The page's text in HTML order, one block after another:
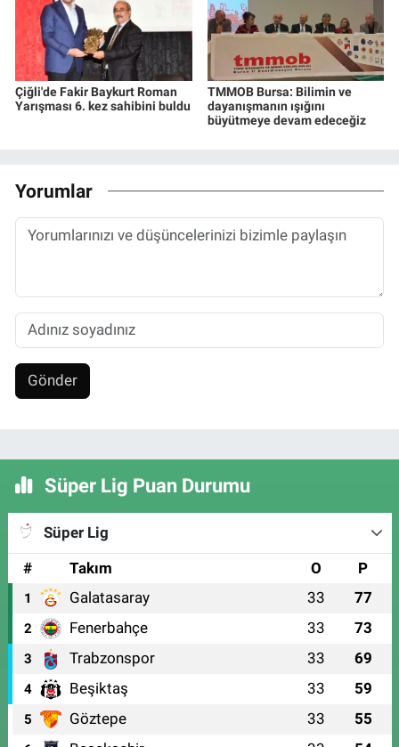
Çiğli'de Fakir Baykurt Roman
Yarışması 6. kez sahibini buldu
TMMOB Bursa: Bilimin ve
dayanışmanın ışığını
büyütmeye devam edeceğiz
Yorumlar
Gönder
Süper Lig Puan Durumu
Süper Lig
#
Takım O P
1 Galatasaray 33 77
2 Fenerbahçe 33 73
3 Trabzonspor 33 69
4 Beşiktaş 33 59
5 Göztepe 33 55